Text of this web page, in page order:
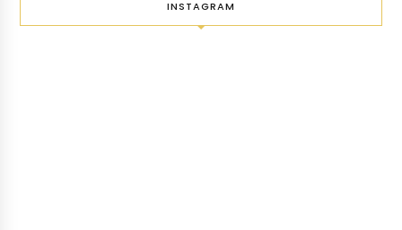
INSTAGRAM